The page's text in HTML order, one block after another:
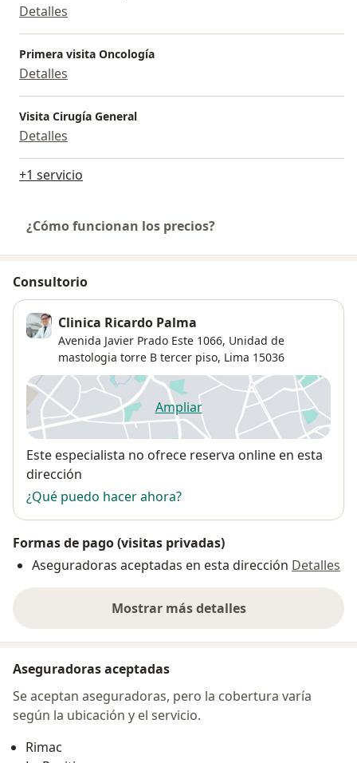
Detalles
Primera visita Oncología
Detalles
Visita Cirugía General
Detalles
+1 servicio
¿Cómo funcionan los precios?
Consultorio
Clinica Ricardo Palma
Avenida Javier Prado Este 1066, Unidad de
mastologia torre B tercer piso, Lima 15036
Ampliarse abre en una nueva
Disponibilidad
Este especialista no ofrece reserva online en esta
dirección
¿Qué puedo hacer ahora?
Formas de pago (visitas privadas)
Aseguradoras aceptadas en esta dirección Detalles
Mostrar más detalles
sobre la dirección
Aseguradoras aceptadas
Se aceptan aseguradoras, pero la cobertura varía
según la ubicación y el servicio.
Rimac